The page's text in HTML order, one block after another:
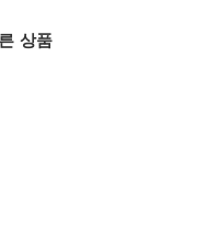
상품